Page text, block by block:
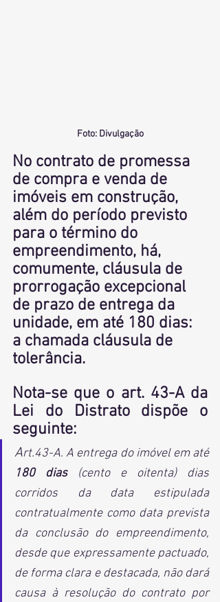
Foto: Divulgação
No contrato de promessa
de compra e venda de
imóveis em construção,
além do período previsto
para o término do
empreendimento, há,
comumente, cláusula de
prorrogação excepcional
de prazo de entrega da
unidade, em até 180 dias:
a chamada cláusula de
tolerância.
Nota-se que o art. 43-A da
Lei do Distrato dispõe o
seguinte:
A
rt.43-A. A entrega do imóvel em até
180 dias (cento e oitenta) dias
corridos da data estipulada
contratualmente como data prevista
da conclusão do empreendimento,
desde que expressamente pactuado,
de forma clara e destacada, não dará
causa à resolução do contrato por